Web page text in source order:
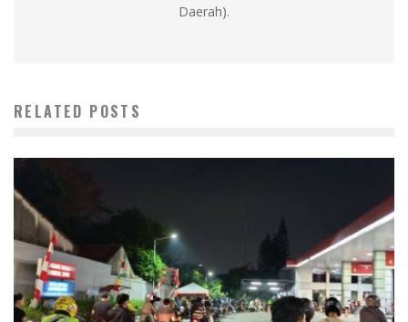
Daerah).
RELATED POSTS